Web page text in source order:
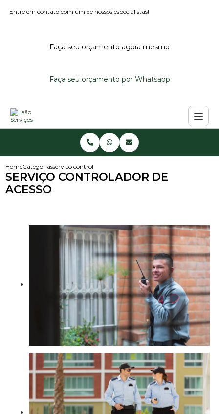
Entre em contato com um de nossos especialistas!
Faça seu orçamento agora mesmo
Faça seu orçamento por Whatsapp
HomeCategoriasservico controlador de acesso
SERVIÇO CONTROLADOR DE
ACESSO